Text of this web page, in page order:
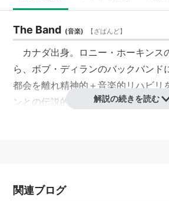
The Band (音楽) 【ざばんど】
カナダ出身。ロニー・ホーキンス
ら、ボブ・ディランのバックバンド
都会を離れ精神的＋音楽的リハビリ
ンとの伝説的セッション「地下室（
ピアノ：リチャード・マニュエル、
解説の続きを読む
関連ブログ